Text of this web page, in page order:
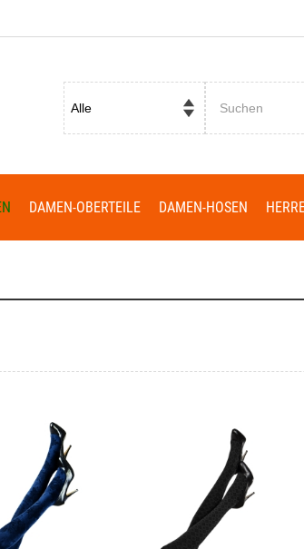
Passwort vergessen?
DAMEN-OBERTEILE DAMEN-HOSEN